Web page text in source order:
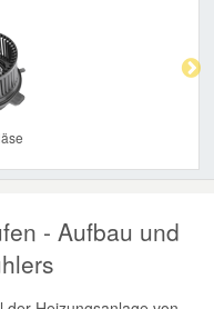
- Aufbau und